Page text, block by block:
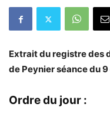
Extrait du registre des
de Peynier séance du
Ordre du jour :